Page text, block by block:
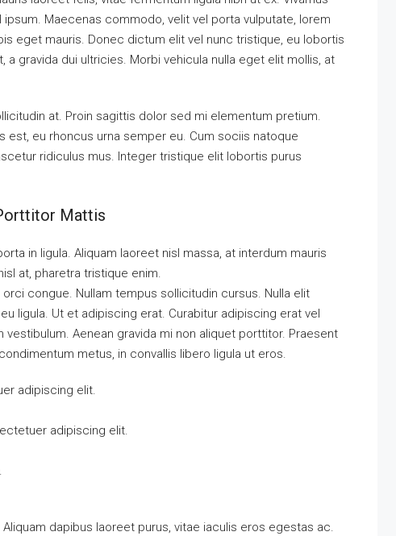
Maecenas commodo, velit vel porta vulputate, lorem
eget mauris. Donec dictum elit vel nunc tristique, eu lobortis
gravida dui ultricies. Morbi vehicula nulla eget elit mollis, at
at. Proin sagittis dolor sed mi elementum pretium.
eu rhoncus urna semper eu. Cum sociis natoque
ridiculus mus. Integer tristique elit lobortis purus
Mattis
in ligula. Aliquam laoreet nisl massa, at interdum mauris
at, pharetra tristique enim.
congue. Nullam tempus sollicitudin cursus. Nulla elit
ligula. Ut et adipiscing erat. Curabitur adipiscing erat vel
Aenean gravida mi non aliquet porttitor. Praesent
metus, in convallis libero ligula ut eros.
adipiscing elit.
adipiscing elit.
dapibus laoreet purus, vitae iaculis eros egestas ac.